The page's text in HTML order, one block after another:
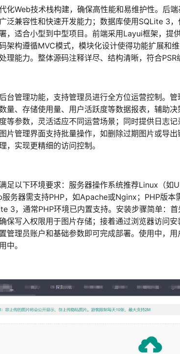
化Web技术栈构建，确保高性能和易维护性。后
泛兼容性和快速开发能力；数据库使用SQLite 3
，适合小型到中型项目。前端采用Layui框架，提
架构遵循MVC模式，模块化设计使得功能扩展和
理能力。整体源码注释详尽、结构清晰，符合PSR
台管理功能，支持管理员进行全方位运营控制。
量、存储使用量、用户活跃度等数据报表，辅助
等参数，灵活适应不同运营场景；同时提供日志
片管理界面支持批量操作，如删除过期图片或导
，实现更精细的访问控制。
足以下环境要求：服务器操作系统推荐Linux（
务器需支持PHP，如Apache或Nginx；PHP版本
3，通常PHP环境已内置支持。安装步骤简单：
保写入权限用于图片存储；接着通过浏览器访问
管理员账户和基础参数即可完成部署。使用中，
中。